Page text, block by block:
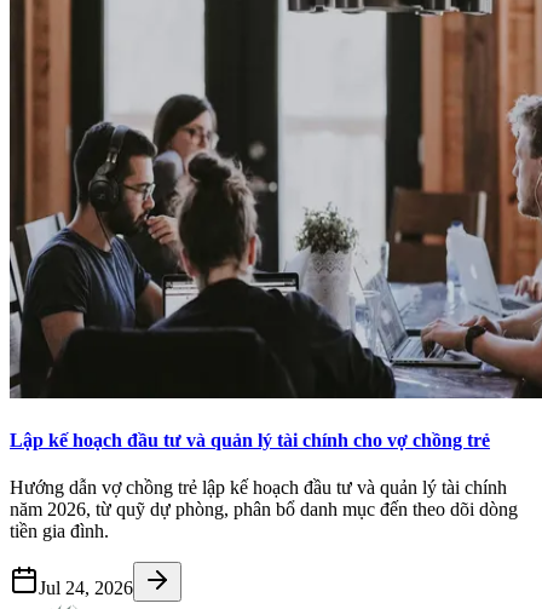
Lập kế hoạch đầu tư và quản lý tài chính cho vợ chồng trẻ
Hướng dẫn vợ chồng trẻ lập kế hoạch đầu tư và quản lý tài chính
năm 2026, từ quỹ dự phòng, phân bổ danh mục đến theo dõi dòng
tiền gia đình.
Jul 24, 2026